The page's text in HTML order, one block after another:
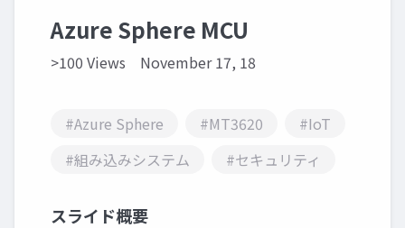
Azure Sphere MCU
>100 Views November 17, 18
#Azure Sphere #MT3620
#IoT
#組み込みシステム
#セキュリティ
スライド概要